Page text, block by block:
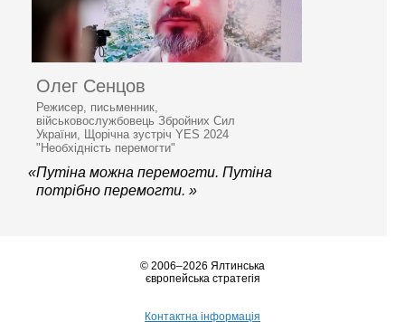
Олег Сенцов
Режисер, письменник,
військовослужбовець Збройних Сил
України, Щорічна зустріч YES 2024
"Необхідність перемогти"
«Путіна можна перемогти. Путіна
потрібно перемогти. »
© 2006–2026 Ялтинська
європейська стратегія
Контактна інформація